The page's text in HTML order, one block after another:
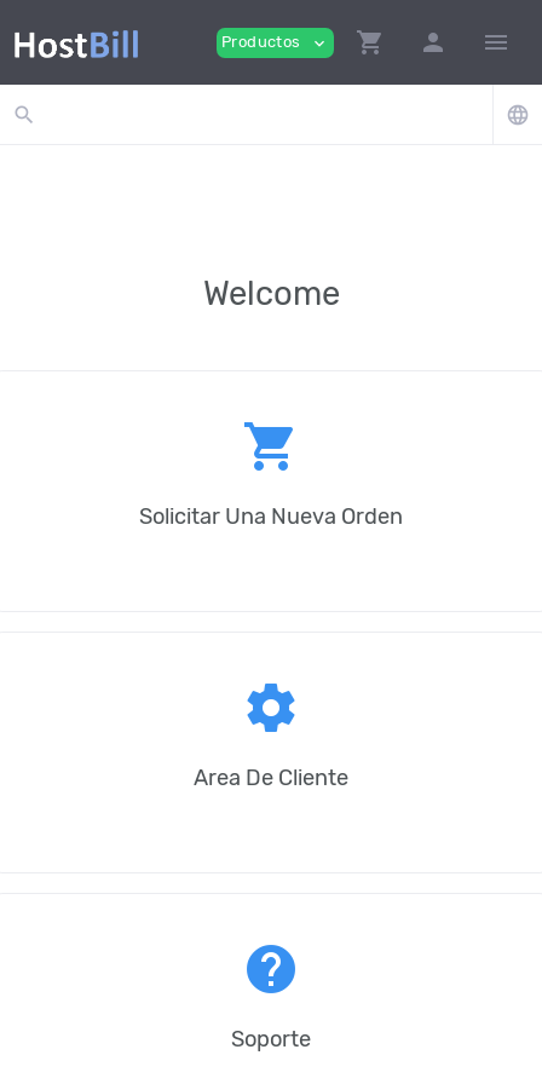
Productos expand_more shopping_cart person menu
search language
Welcome
shopping_cart
Solicitar Una Nueva Orden
settings
Area De Cliente
help
Soporte